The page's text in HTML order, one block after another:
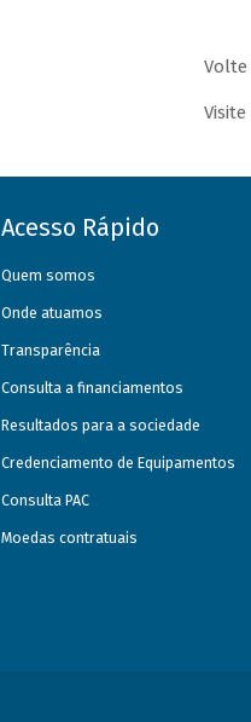
Volte
Visite
Acesso Rápido
Quem somos
Onde atuamos
Transparência
Consulta a financiamentos
Resultados para a sociedade
Credenciamento de Equipamentos
Consulta PAC
Moedas contratuais